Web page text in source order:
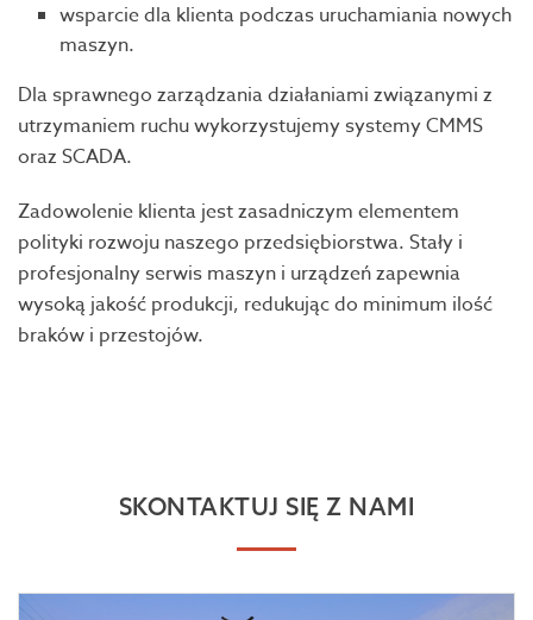
wsparcie dla klienta podczas uruchamiania nowych
maszyn.
Dla sprawnego zarządzania działaniami związanymi z
utrzymaniem ruchu wykorzystujemy systemy CMMS
oraz SCADA.
Zadowolenie klienta jest zasadniczym elementem
polityki rozwoju naszego przedsiębiorstwa. Stały i
profesjonalny serwis maszyn i urządzeń zapewnia
wysoką jakość produkcji, redukując do minimum ilość
braków i przestojów.
SKONTAKTUJ SIĘ Z NAMI